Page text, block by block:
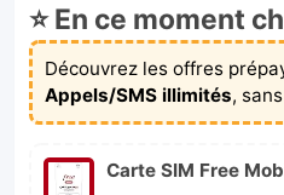
⭐ En ce moment
Découvrez les offres
Appels/SMS illimités,
Carte SIM Free